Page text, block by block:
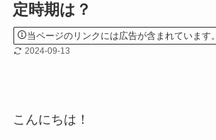
定時期は？
当ページのリンクには広告が含まれています。
2024-09-13
こんにちは！